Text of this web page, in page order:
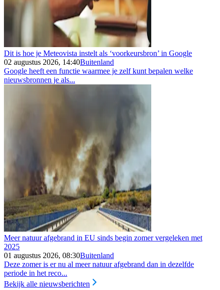
Dit is hoe je Meteovista instelt als ‘voorkeursbron’ in Google
02 augustus 2026, 14:40Buitenland
Google heeft een functie waarmee je zelf kunt bepalen welke
nieuwsbronnen je als...
Meer natuur afgebrand in EU sinds begin zomer vergeleken met
2025
01 augustus 2026, 08:30Buitenland
Deze zomer is er nu al meer natuur afgebrand dan in dezelfde
periode in het reco...
Bekijk alle nieuwsberichten